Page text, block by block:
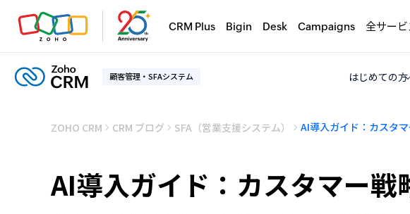
CRM Plus Bigin Desk Campaigns 全サー
顧客管理・SFAシステム はじめての方
ZOHO CRM CRM ブログ SFA（営業支援システム）
AI導入ガイド：カスタマー戦